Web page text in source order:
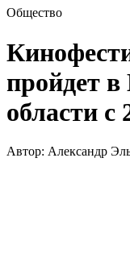
Общество
пройдет
области с
Автор: Александр